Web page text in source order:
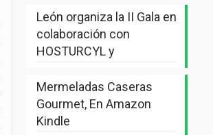
León organiza la II Gala en
colaboración con
HOSTURCYL y
Mermeladas Caseras
Gourmet, En Amazon
Kindle